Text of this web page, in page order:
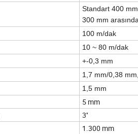
Standart 400
300 mm
100 m/dak
10 ~ 80 m/dak
+-0,3 mm
1,7 mm/0,38
1,5 mm
5 mm
3''
1.300 mm